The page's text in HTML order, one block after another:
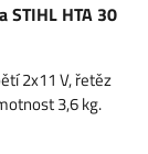
STIHL HTA 30
2x11 V, řetěz
3,6 kg.